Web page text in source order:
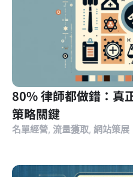
80% 律師都做錯：真
策略關鍵
名單經營, 流量獲取, 網站策展